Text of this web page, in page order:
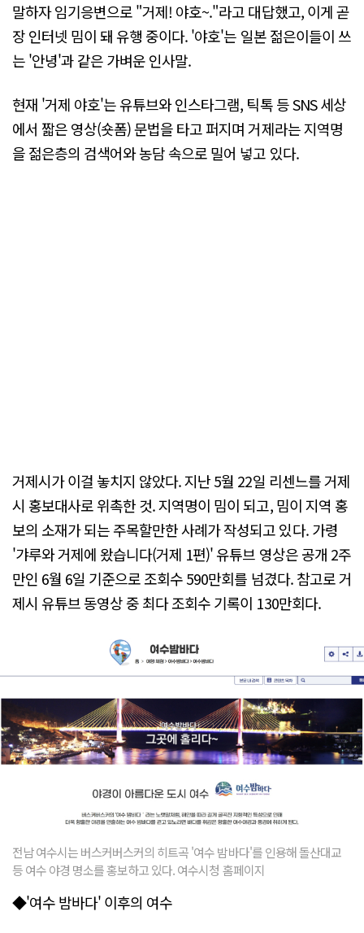
말하자 임기응변으로 "거제! 야호~."라고 대답했고, 이게 곧
장 인터넷 밈이 돼 유행 중이다. '야호'는 일본 젊은이들이 쓰
는 '안녕'과 같은 가벼운 인사말.
현재 '거제 야호'는 유튜브와 인스타그램, 틱톡 등 SNS 세상
에서 짧은 영상(숏폼) 문법을 타고 퍼지며 거제라는 지역명
을 젊은층의 검색어와 농담 속으로 밀어 넣고 있다.
거제시가 이걸 놓치지 않았다. 지난 5월 22일 리센느를 거제
시 홍보대사로 위촉한 것. 지역명이 밈이 되고, 밈이 지역 홍
보의 소재가 되는 주목할만한 사례가 작성되고 있다. 가령
'갸루와 거제에 왔습니다(거제 1편)' 유튜브 영상은 공개 2주
만인 6월 6일 기준으로 조회수 590만회를 넘겼다. 참고로 거
제시 유튜브 동영상 중 최다 조회수 기록이 130만회다.
전남 여수시는 버스커버스커의 히트곡 '여수 밤바다'를 인용해 돌산대교
등 여수 야경 명소를 홍보하고 있다. 여수시청 홈페이지
◆'여수 밤바다' 이후의 여수